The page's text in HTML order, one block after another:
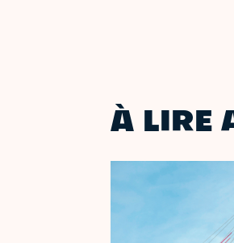
À LIRE